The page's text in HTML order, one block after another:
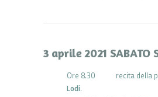
3 aprile 2021 SABATO
Ore 8.30 recita della
Lodi.